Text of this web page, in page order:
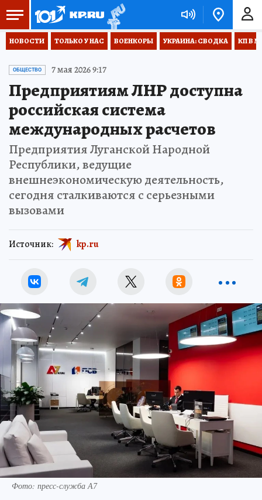
НОВОСТИ ТОЛЬКО У НАС ВОЕНКОРЫ УКРАИНА: СВОДКА КП В
ОБЩЕСТВО 7 мая 2026 9:17
Предприятиям ЛНР доступна
российская система
международных расчетов
Предприятия Луганской Народной
Республики, ведущие
внешнеэкономическую деятельность,
сегодня сталкиваются с серьезными
вызовами
Источник: kp.ru
Фото: пресс-служба А7